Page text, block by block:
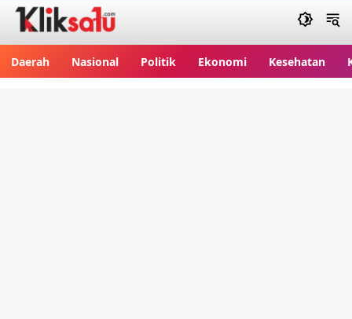
Daerah Nasional Politik Ekonomi Kesehatan